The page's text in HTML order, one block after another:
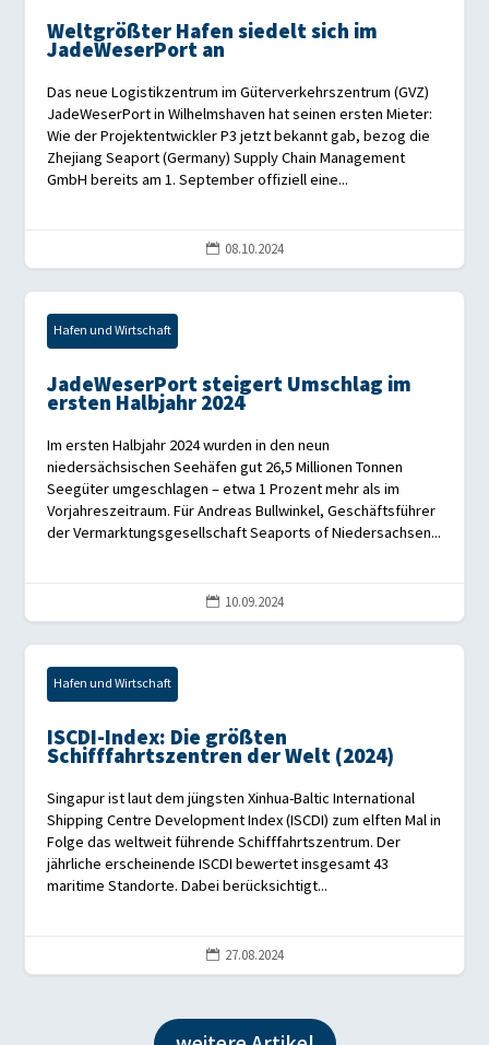
Weltgrößter Hafen siedelt sich im
JadeWeserPort an
Das neue Logistikzentrum im Güterverkehrszentrum (GVZ)
JadeWeserPort in Wilhelmshaven hat seinen ersten Mieter:
Wie der Projektentwickler P3 jetzt bekannt gab, bezog die
Zhejiang Seaport (Germany) Supply Chain Management
GmbH bereits am 1. September offiziell eine...
 08.10.2024
Hafen und Wirtschaft
JadeWeserPort steigert Umschlag im
ersten Halbjahr 2024
Im ersten Halbjahr 2024 wurden in den neun
niedersächsischen Seehäfen gut 26,5 Millionen Tonnen
Seegüter umgeschlagen – etwa 1 Prozent mehr als im
Vorjahreszeitraum. Für Andreas Bullwinkel, Geschäftsführer
der Vermarktungsgesellschaft Seaports of Niedersachsen...
 10.09.2024
Hafen und Wirtschaft
ISCDI-Index: Die größten
Schifffahrtszentren der Welt (2024)
Singapur ist laut dem jüngsten Xinhua-Baltic International
Shipping Centre Development Index (ISCDI) zum elften Mal in
Folge das weltweit führende Schifffahrtszentrum. Der
jährliche erscheinende ISCDI bewertet insgesamt 43
maritime Standorte. Dabei berücksichtigt...
 27.08.2024